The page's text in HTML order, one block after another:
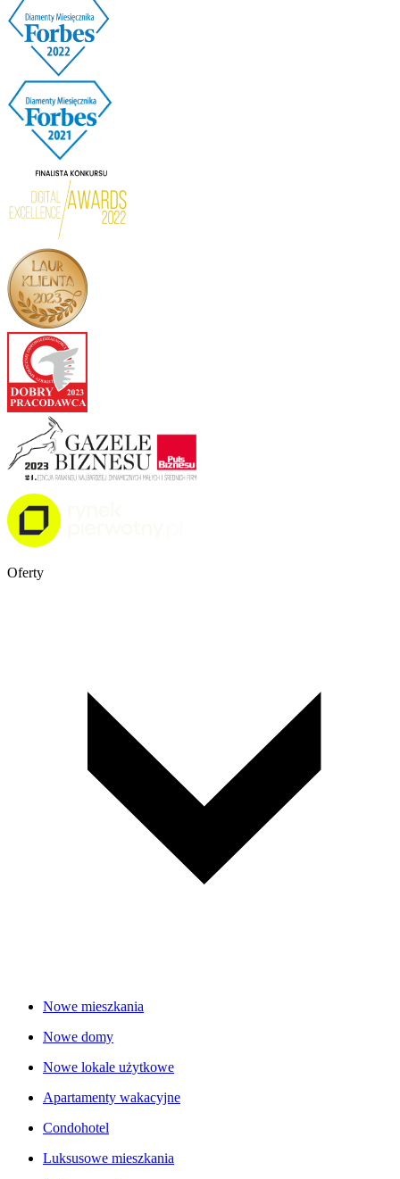
Oferty
Nowe mieszkania
Nowe domy
Nowe lokale użytkowe
Apartamenty wakacyjne
Condohotel
Luksusowe mieszkania